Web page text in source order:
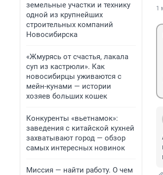
земельные участки и технику
одной из крупнейших
строительных компаний
Новосибирска
«Жмурясь от счастья, лакала
суп из кастрюли». Как
новосибирцы уживаются с
мейн-кунами — истории
хозяев больших кошек
Конкуренты «вьетнамок»:
заведения с китайской кухней
захватывают город — обзор
самых интересных новинок
Миссия — найти работу. О чем
1